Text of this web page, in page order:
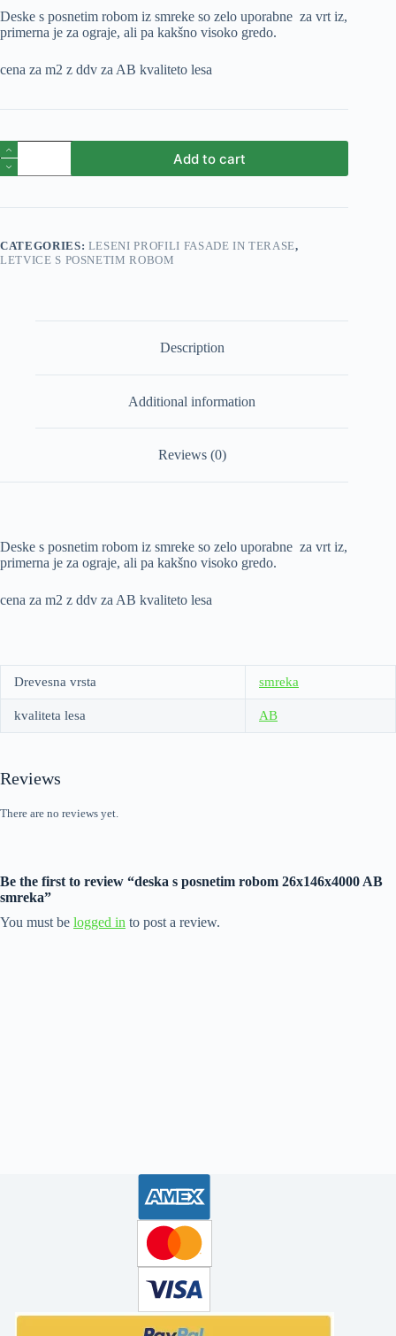
Deske s posnetim robom iz smreke so zelo uporabne za vrt iz,
primerna je za ograje, ali pa kakšno visoko gredo.
cena za m2 z ddv za AB kvaliteto lesa
deska
s
posnetim
26x146x4000
quantity
Add to cart
CATEGORIES: LESENI PROFILI FASADE IN TERASE,
LETVICE S POSNETIM ROBOM
Description
Additional information
Reviews (0)
Deske s posnetim robom iz smreke so zelo uporabne za vrt iz,
primerna je za ograje, ali pa kakšno visoko gredo.
cena za m2 z ddv za AB kvaliteto lesa
Drevesna vrsta smreka
kvaliteta lesa AB
Reviews
There are no reviews yet.
Be the first to review “deska s posnetim robom 26x146x4000 AB
smreka”
You must be logged in to post a review.